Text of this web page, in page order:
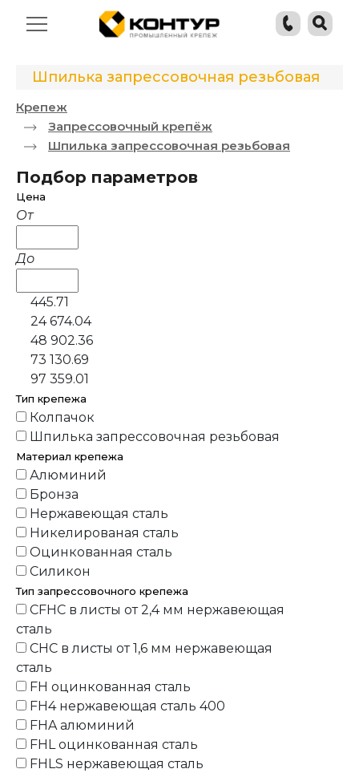
Шпилька запрессовочная резьбовая
Крепеж
Запрессовочный крепёж
Шпилька запрессовочная резьбовая
Подбор параметров
Цена
От
До
445.71
24 674.04
48 902.36
73 130.69
97 359.01
Тип крепежа
Колпачок
Шпилька запрессовочная резьбовая
Материал крепежа
Алюминий
Бронза
Нержавеющая сталь
Никелированая сталь
Оцинкованная сталь
Силикон
Тип запрессовочного крепежа
CFHC в листы от 2,4 мм нержавеющая
сталь
CHC в листы от 1,6 мм нержавеющая
сталь
FH оцинкованная сталь
FH4 нержавеющая сталь 400
FHA алюминий
FHL оцинкованная сталь
FHLS нержавеющая сталь